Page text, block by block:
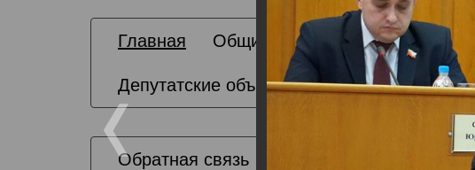
Главная Общие сведения Депутаты
Депутатские объединения
Обратная связь Поиск